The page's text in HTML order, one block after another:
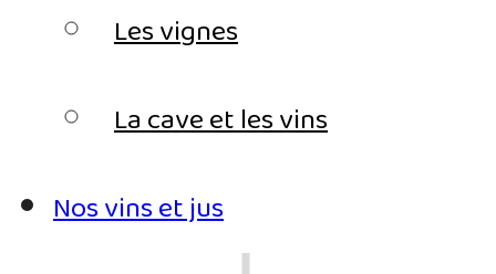
Les vignes
La cave et les vins
Nos vins et jus